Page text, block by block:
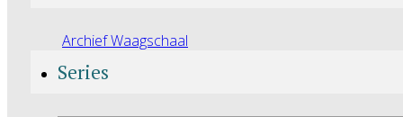
Archief Waagschaal
Series